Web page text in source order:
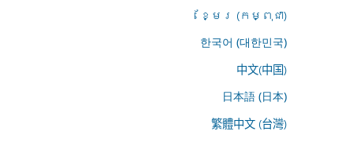
ខ្មែរ (កម្ពុជា)
한국어 (대한민국)
中文(中国)
日本語 (日本)
繁體中文 (台灣)